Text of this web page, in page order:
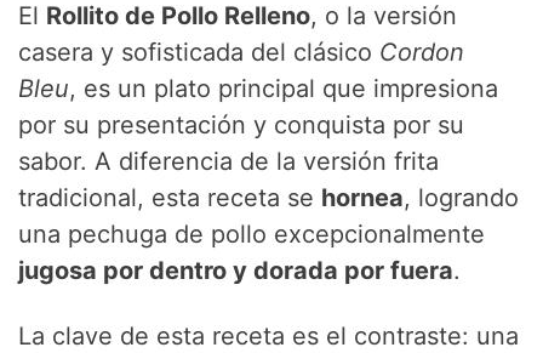
El Rollito de Pollo Relleno, o la versión
casera y sofisticada del clásico Cordon
Bleu, es un plato principal que impresiona
por su presentación y conquista por su
sabor. A diferencia de la versión frita
tradicional, esta receta se hornea, logrando
una pechuga de pollo excepcionalmente
jugosa por dentro y dorada por fuera.
La clave de esta receta es el contraste: una